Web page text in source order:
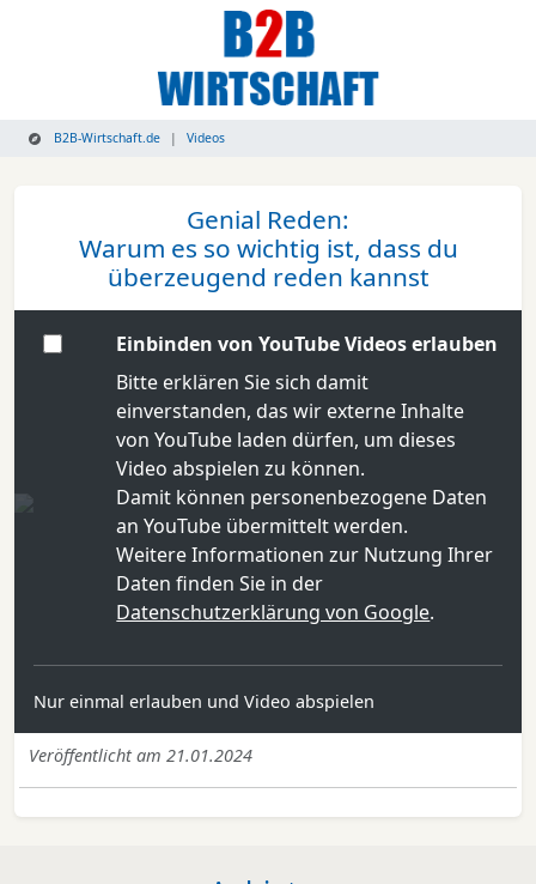
B2B-Wirtschaft.de Videos
Genial Reden:
Warum es so wichtig ist, dass du
überzeugend reden kannst
Einbinden von YouTube Videos erlauben
Bitte erklären Sie sich damit
einverstanden, das wir externe Inhalte
von YouTube laden dürfen, um dieses
Video abspielen zu können.
Damit können personenbezogene Daten
an YouTube übermittelt werden.
Weitere Informationen zur Nutzung Ihrer
Daten finden Sie in der
Datenschutzerklärung von Google.
Nur einmal erlauben und Video abspielen
Veröffentlicht am 21.01.2024